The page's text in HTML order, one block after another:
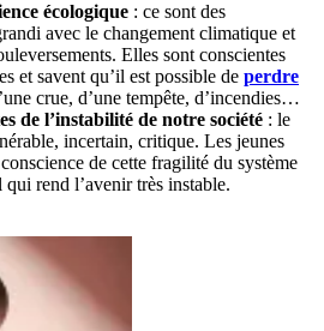
écologique : ce sont des
avec le changement climatique et
Elles sont conscientes
et savent qu’il est possible de perdre
crue, d’une tempête, d’incendies…
de l’instabilité de notre société : le
incertain, critique. Les jeunes
de cette fragilité du système
rend l’avenir très instable.